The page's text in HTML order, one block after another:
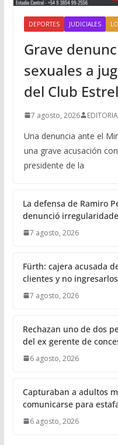
DEPORTES JUDICIALES
Grave
sexuales a
del Club
7 agosto, 2026
Una denuncia ante el
una grave acusación
presidente de la
La defensa de Ramiro
denunció
7 agosto, 2026
Fürth: cajera acusada
clientes y no
7 agosto, 2026
Rechazan uno de dos
del ex gerente de
6 agosto, 2026
Capturaban a adultos
comunicarse para
6 agosto, 2026